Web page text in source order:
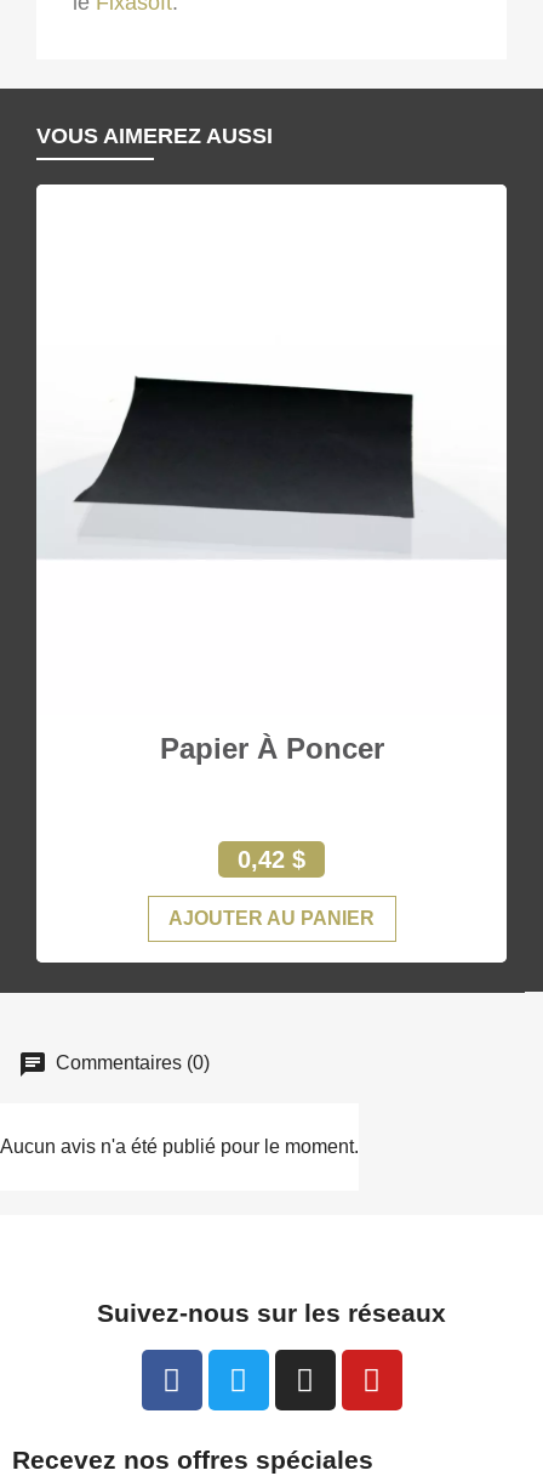
VOUS AIMEREZ AUSSI
Papier À Poncer
0,42 $
AJOUTER AU PANIER
Commentaires (0)
Aucun avis n'a été publié pour le moment.
Suivez-nous sur les réseaux
Recevez nos offres spéciales